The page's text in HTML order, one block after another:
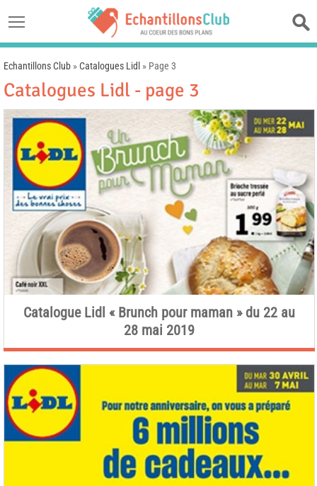
Echantillons Club »Catalogues Lidl » Page 3
Catalogues Lidl - page 3
Catalogue Lidl « Brunch pour maman » du 22 au
28 mai 2019